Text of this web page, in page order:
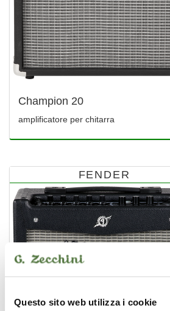
Questo sito web utilizza i cookie
Champion 20
amplificatore per chitarra
FENDER